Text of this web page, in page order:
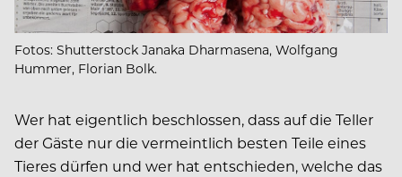
Fotos: Shutterstock Janaka Dharmasena, Wolfgang
Hummer, Florian Bolk.
Wer hat eigentlich beschlossen, dass auf die Teller
der Gäste nur die vermeintlich besten Teile eines
Tieres dürfen und wer hat entschieden, welche das